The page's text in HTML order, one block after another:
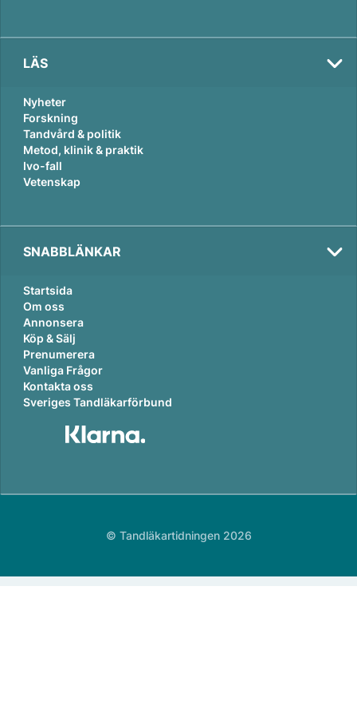
LÄS
Nyheter
Forskning
Tandvård & politik
Metod, klinik & praktik
Ivo-fall
Vetenskap
SNABBLÄNKAR
Startsida
Om oss
Annonsera
Köp & Sälj
Prenumerera
Vanliga Frågor
Kontakta oss
Sveriges Tandläkarförbund
© Tandläkartidningen 2026